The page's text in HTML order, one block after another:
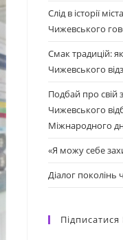
Слід в історії
Чижевського
Смак традицій:
Чижевського
Подбай про свій
Чижевського
Міжнародного
«Я можу себе
Діалог поколінь